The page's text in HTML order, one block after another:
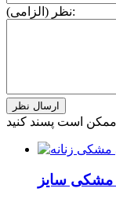
نظر (الزامی):
است پسند کنید